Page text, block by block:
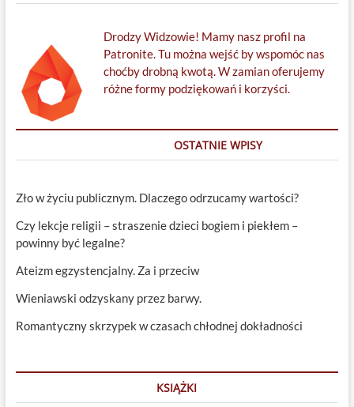
Drodzy Widzowie! Mamy nasz profil na
Patronite. Tu można wejść by wspomóc nas
choćby drobną kwotą. W zamian oferujemy
różne formy podziękowań i korzyści.
OSTATNIE WPISY
Zło w życiu publicznym. Dlaczego odrzucamy wartości?
Czy lekcje religii – straszenie dzieci bogiem i piekłem –
powinny być legalne?
Ateizm egzystencjalny. Za i przeciw
Wieniawski odzyskany przez barwy.
Romantyczny skrzypek w czasach chłodnej dokładności
KSIĄŻKI